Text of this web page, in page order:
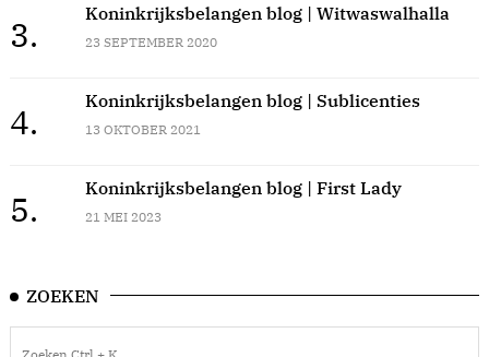
3.
Koninkrijksbelangen blog | Witwaswalhalla
23 SEPTEMBER 2020
4.
Koninkrijksbelangen blog | Sublicenties
13 OKTOBER 2021
5.
Koninkrijksbelangen blog | First Lady
21 MEI 2023
ZOEKEN